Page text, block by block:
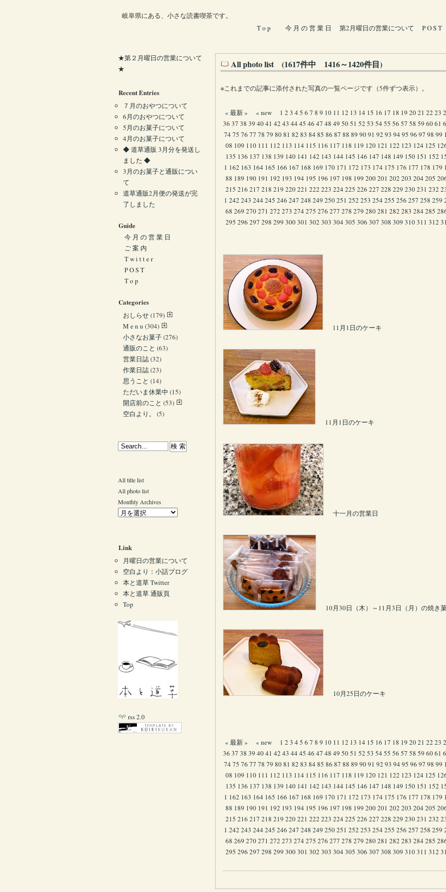
岐阜県にある、小さな読書喫茶です。
T o p
今 月 の 営 業 日 第2月曜日の営業について P O S T
All photo list (1617件中 1416～1420件目)
※これまでの記事に添付された写真の一覧ページです（5件ずつ表示）。
« 最新 » « new 1 2 3 4 5 6 7 8 9 10 11 12 13 14 15 16 17 18 19 2021 22 23
36 37 38 39 4041 42 43 44 45 46 47 48 49 5051 52 53 54 55 56 57 58 59 6061
74 75 76 77 78 79 8081 82 83 84 85 86 87 88 89 9091 92 93 94 95 96 97 98 99
08 109 110 111 112 113 114 115 116 117 118 119 120 121 122 123 124 125
135 136 137 138 139 140 141 142 143 144 145 146 147 148 149 150 151 152
1 162 163 164 165 166 167 168 169 170 171 172 173 174 175 176 177 178 179
88 189 190 191 192 193 194 195 196 197 198 199 200201 202 203 204 205
215 216 217 218 219 220221 222 223 224 225 226 227 228 229 230231 232
1 242 243 244 245 246 247 248 249 250251 252 253 254 255 256 257 258 259
68 269 270271 272 273 274 275 276 277 278 279 280281 282 283 284 285
295 296 297 298 299 300301 302 303 304 305 306 307 308 309 310311 312
11月1日のケーキ
11月1日のケーキ
十一月の営業日
10月30日（木）～11月3日（月）の焼き
10月25日のケーキ
« 最新 » « new 1 2 3 4 5 6 7 8 9 10 11 12 13 14 15 16 17 18 19 2021 22 23
36 37 38 39 4041 42 43 44 45 46 47 48 49 5051 52 53 54 55 56 57 58 59 6061
74 75 76 77 78 79 8081 82 83 84 85 86 87 88 89 9091 92 93 94 95 96 97 98 99
08 109 110 111 112 113 114 115 116 117 118 119 120 121 122 123 124 125
135 136 137 138 139 140 141 142 143 144 145 146 147 148 149 150 151 152
1 162 163 164 165 166 167 168 169 170 171 172 173 174 175 176 177 178 179
88 189 190 191 192 193 194 195 196 197 198 199 200201 202 203 204 205
215 216 217 218 219 220221 222 223 224 225 226 227 228 229 230231 232
1 242 243 244 245 246 247 248 249 250251 252 253 254 255 256 257 258 259
68 269 270271 272 273 274 275 276 277 278 279 280281 282 283 284 285
295 296 297 298 299 300301 302 303 304 305 306 307 308 309 310311 312
★第２月曜日の営業について
★
Recent Entries
７月のおやつについて
6月のおやつについて
5月のお菓子について
4月のお菓子について
◆ 道草通販 3月分を発送し
ました ◆
3月のお菓子と通販につい
て
道草通販2月便の発送が完
了しました
Guide
今 月 の 営 業 日
ご 案 内
T w i t t e r
P O S T
T o p
Categories
おしらせ(179)
M e n u (304)
小さなお菓子(276)
通販のこと (63)
営業日誌(32)
作業日誌(23)
思うこと (14)
ただいま休業中 (15)
開店前のこと (53)
空白より。
(5)
All title list
All photo list
Monthly Archives
Link
月曜日の営業について
空白より：小話ブログ
本と道草 Twitter
本と道草 通販頁
Top
rss 2.0